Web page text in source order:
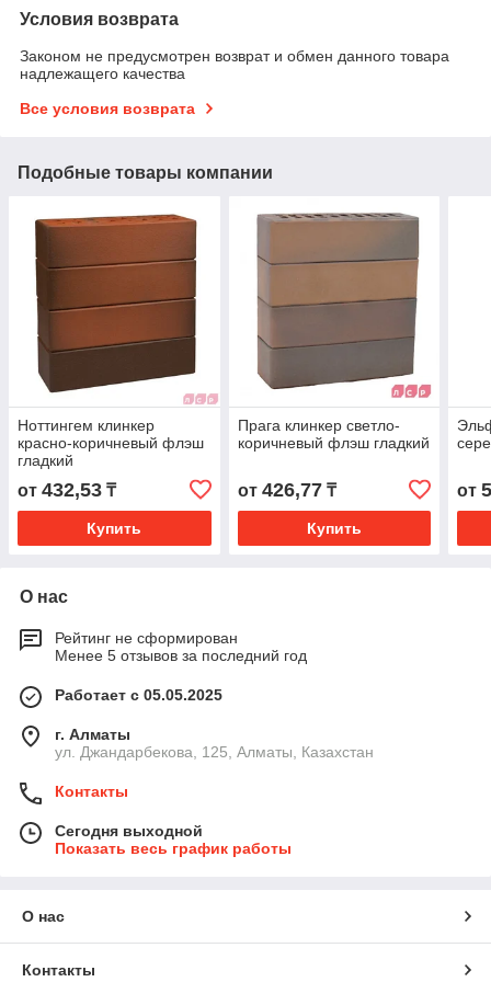
Условия возврата
Законом не предусмотрен возврат и обмен данного товара
надлежащего качества
Все условия возврата
Подобные товары компании
Ноттингем клинкер
красно-коричневый флэш
гладкий
от 432,53 ₸
Купить
Прага клинкер светло-
коричневый флэш гладкий
от 426,77₸
Купить
от
О нас
Рейтинг не сформирован
Менее 5 отзывов за последний год
Работает с 05.05.2025
г. Алматы
ул. Джандарбекова, 125, Алматы, Казахстан
Контакты
Сегодня выходной
Показать весь график работы
О нас
Контакты